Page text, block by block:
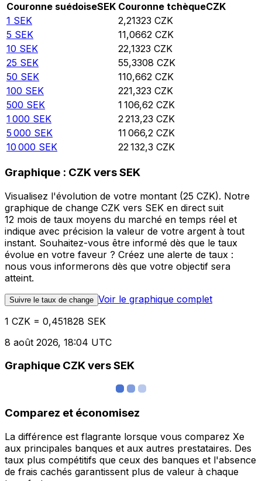
Couronne suédoiseSEK Couronne tchèqueCZK
1 SEK 2,21323 CZK
5 SEK 11,0662 CZK
10 SEK 22,1323 CZK
25 SEK 55,3308 CZK
50 SEK 110,662 CZK
100 SEK 221,323 CZK
500 SEK 1 106,62 CZK
1 000 SEK 2 213,23 CZK
5 000 SEK 11 066,2 CZK
10 000 SEK 22 132,3 CZK
Graphique : CZK vers SEK
Visualisez l'évolution de votre montant (25 CZK). Notre
graphique de change CZK vers SEK en direct suit
12 mois de taux moyens du marché en temps réel et
indique avec précision la valeur de votre argent à tout
instant. Souhaitez-vous être informé dès que le taux
évolue en votre faveur ? Créez une alerte de taux :
nous vous informerons dès que votre objectif sera
atteint.
Suivre le taux de change Voir le graphique complet
1 CZK = 0,451828 SEK
8 août 2026, 18:04 UTC
Graphique CZK vers SEK
Comparez et économisez
La différence est flagrante lorsque vous comparez Xe
aux principales banques et aux autres prestataires. Des
taux plus compétitifs que ceux des banques et l'absence
de frais cachés garantissent plus de valeur à chaque